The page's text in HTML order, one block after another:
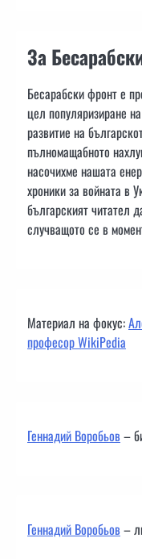
За
Бесарабски фронт е
цел популяризиране
развитие на
пълномащабното
насочихме нашата
хроники за войната в
българският читател
случващото се в
Материал на фокус:
професор WikiPedia
Геннадий Воробьов–
Геннадий Воробьов–